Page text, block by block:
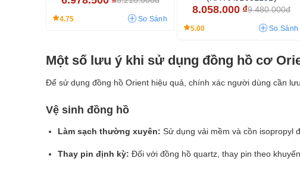
4.75 So Sánh
8.058.000 ₫9.480.000đ
5.00 So Sánh
Một số lưu ý khi sử dụng đồng hồ cơ
Để sử dụng đồng hồ Orient hiệu quả, chính xác người dùng cần
Vệ sinh đồng hồ
Làm sạch thường xuyên: Sử dụng vải mềm và cồn isopropyl
Thay pin định kỳ: Đối với đồng hồ quartz, thay pin theo